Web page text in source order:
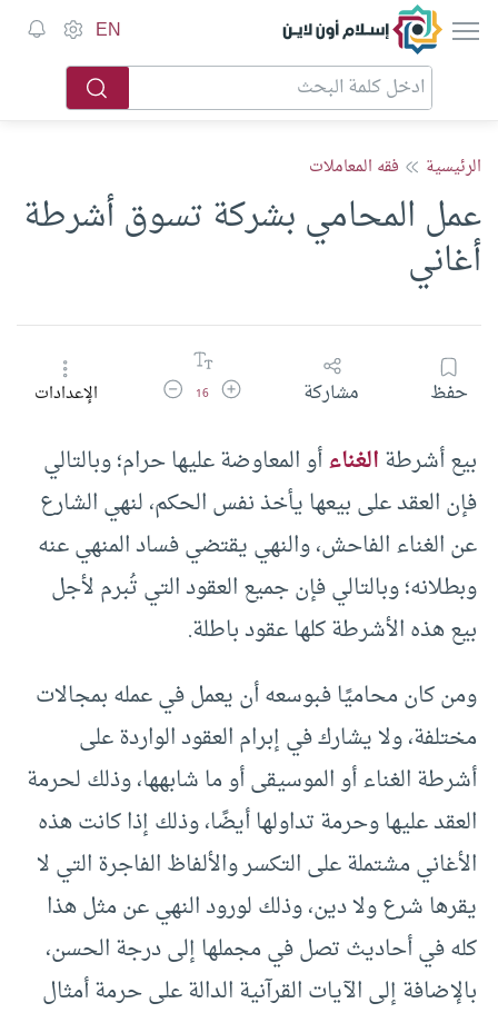
إسلام أون لاين EN
الرئيسية فقه المعاملات
عمل المحامي بشركة تسوق أشرطة
أغاني
حفظ مشاركة زيادة حجم الخط
16 تقليل حجم الخطالإعدادات
بيع أشرطةالغناءأو المعاوضة عليها حرام؛ وبالتالي
فإن العقد على بيعها يأخذ نفس الحكم، لنهي الشارع
عن الغناء الفاحش، والنهي يقتضي فساد المنهي عنه
وبطلانه؛ وبالتالي فإن جميع العقود التي تُبرم لأجل
بيع هذه الأشرطة كلها عقود باطلة.
ومن كان محاميًا فبوسعه أن يعمل في عمله بمجالات
مختلفة، ولا يشارك في إبرام العقود الواردة على
أشرطة الغناء أو الموسيقى أو ما شابهها، وذلك لحرمة
العقد عليها وحرمة تداولها أيضًا، وذلك إذا كانت هذه
الأغاني مشتملة على التكسر والألفاظ الفاجرة التي لا
يقرها شرع ولا دين، وذلك لورود النهي عن مثل هذا
كله في أحاديث تصل في مجملها إلى درجة الحسن،
بالإضافة إلى الآيات القرآنية الدالة على حرمة أمثال